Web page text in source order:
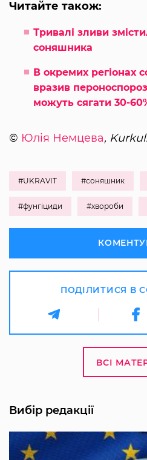
Читайте також:
Тривалі зливи
соняшника
В окремих регіонах
вразив
можуть сягати 30-
© Юлія Немцева,
#UKRAVIT #соняшник
#фунгіциди #хвороби
ПОДІЛИТИСЯ В
ВСІ
Вибір редакції